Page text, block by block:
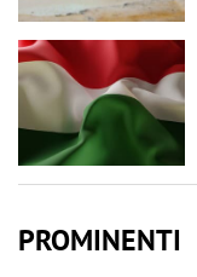
PROMINENTI